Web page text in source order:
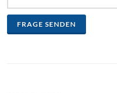
FRAGE SENDEN